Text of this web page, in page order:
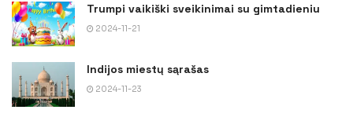
Trumpi vaikiški sveikinimai su gimtadieniu
2024-11-21
Indijos miestų sąrašas
2024-11-23